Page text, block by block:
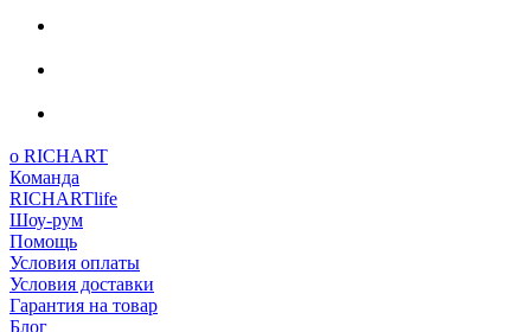
о RICHART
Команда
RICHARTlife
Шоу-рум
Помощь
Условия оплаты
Условия доставки
Гарантия на товар
Блог